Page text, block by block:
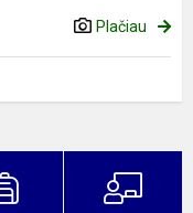
Plačiau